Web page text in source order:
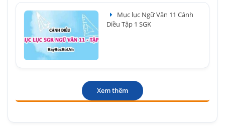
Mục lục Ngữ Văn 11 Cánh
Diều Tập 1 SGK
Xem thêm